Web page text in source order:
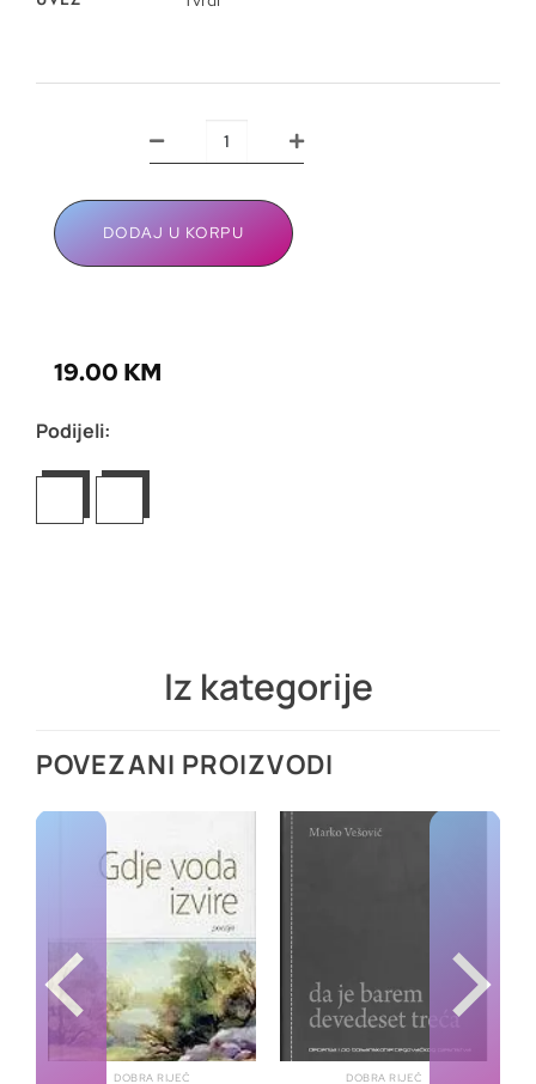
DODAJ U KORPU
19.00 KM
Podijeli:
Iz kategorije
POVEZANI PROIZVODI
DOBRA RIJEČ DOBRA RIJEČ